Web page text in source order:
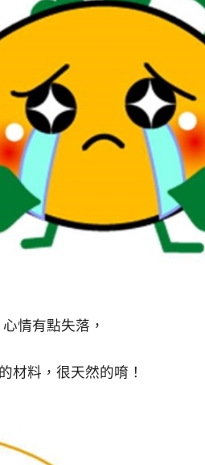
情有點失落，
材料，很天然的唷！